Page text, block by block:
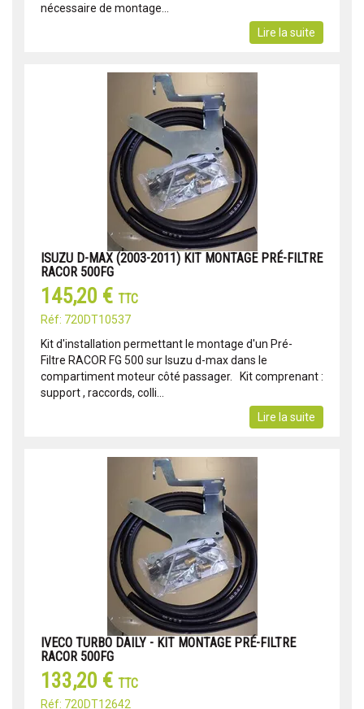
nécessaire de montage...
Lire la suite
ISUZU D-MAX (2003-2011) KIT MONTAGE PRÉ-FILTRE
RACOR 500FG
145,20 € TTC
Réf: 720DT10537
Kit d'installation permettant le montage d'un Pré-
Filtre RACOR FG 500 sur Isuzu d-max dans le
compartiment moteur côté passager. Kit comprenant :
support , raccords, colli...
Lire la suite
IVECO TURBO DAILY - KIT MONTAGE PRÉ-FILTRE
RACOR 500FG
133,20 € TTC
Réf: 720DT12642